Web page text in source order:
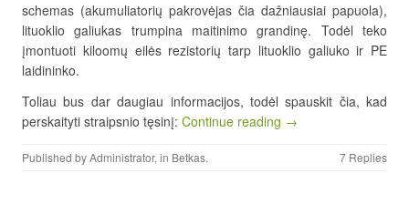
schemas (akumuliatorių pakrovėjas čia dažniausiai papuola),
lituoklio galiukas trumpina maitinimo grandinę. Todėl teko
įmontuoti kiloomų eilės rezistorių tarp lituoklio galiuko ir PE
laidininko.
Toliau bus dar daugiau informacijos, todėl spauskit čia, kad
perskaityti straipsnio tęsinį: Continue reading →
Published byAdministrator, in Betkas. 7 Replies